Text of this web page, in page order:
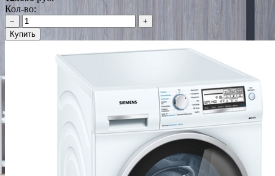
Кол-во:
−
+
Купить